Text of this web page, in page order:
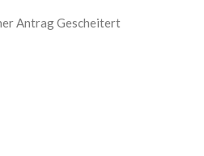
Antrag Gescheitert